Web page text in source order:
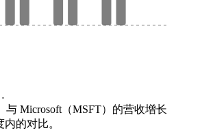
Microsoft（MSFT）的营收增长
的对比。